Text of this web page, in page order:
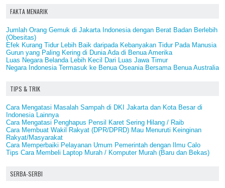
FAKTA MENARIK
Jumlah Orang Gemuk di Jakarta Indonesia dengan Berat Badan Berlebih
(Obesitas)
Efek Kurang Tidur Lebih Baik daripada Kebanyakan Tidur Pada Manusia
Gurun yang Paling Kering di Dunia Ada di Benua Amerika
Luas Negara Belanda Lebih Kecil Dari Luas Jawa Timur
Negara Indonesia Termasuk ke Benua Oseania Bersama Benua Australia
TIPS & TRIK
Cara Mengatasi Masalah Sampah di DKI Jakarta dan Kota Besar di
Indonesia Lainnya
Cara Mengatasi Penghapus Pensil Karet Sering Hilang / Raib
Cara Membuat Wakil Rakyat (DPR/DPRD) Mau Menuruti Keinginan
Rakyat/Masyarakat
Cara Memperbaiki Pelayanan Umum Pemerintah dengan Ilmu Calo
Tips Cara Membeli Laptop Murah / Komputer Murah (Baru dan Bekas)
SERBA-SERBI